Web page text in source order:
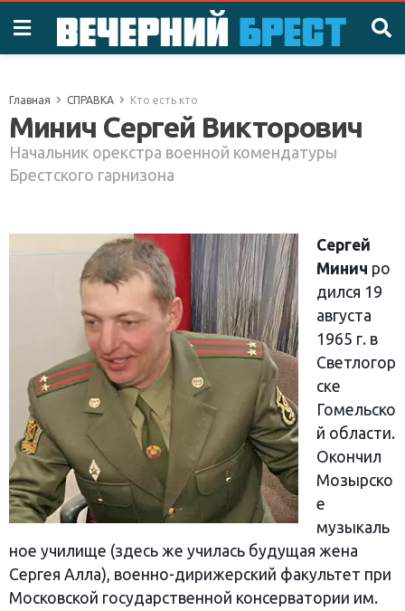
Главная СПРАВКА Кто есть кто
Минич Сергей Викторович
Начальник орекстра военной комендатуры
Брестского гарнизона
Сергей
Минич ро
дился 19
августа
1965 г. в
Светлогор
ске
Гомельско
й области.
Окончил
Мозырско
е
музыкаль
ное училище (здесь же училась будущая жена
Сергея Алла), военно-дирижерский факультет при
Московской государственной консерватории им.